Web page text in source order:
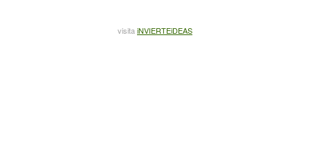
visita iNVIERTEiDEAS